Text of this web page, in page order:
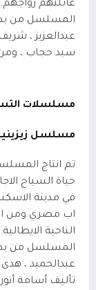
عائلتهم زواجهم.
المسلسل من
عبدالعزيز ،
سيد حجاب ، ومن
مسلسلات
مسلسل
حياة السياح
في مدينة
اب مصري ومن ام
الناحية الايطالية.
المسلسل من
عبدالحميد ،
تأليف أسامة